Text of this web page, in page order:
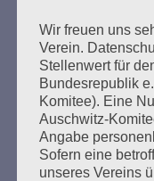
11.
17.12.2019
Erstellt am17.
Wir freuen uns
Verein.
Stellenwert für
Bundesrepublik
Komitee). Eine
Auschwitz-
Angabe
Sofern eine
unseres Vereins